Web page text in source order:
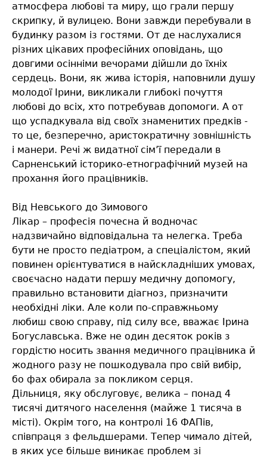
атмосфера любові та миру, що грали першу
скрипку, й вулицею. Вони завжди перебували в
будинку разом із гостями. От де наслухалися
різних цікавих професійних оповідань, що
довгими осінніми вечорами дійшли до їхніх
сердець. Вони, як жива історія, наповнили душу
молодої Ірини, викликали глибокі почуття
любові до всіх, хто потребував допомоги. А от
що успадкувала від своїх знаменитих предків -
то це, безперечно, аристократичну зовнішність
і манери. Речі ж видатної сім’ї передали в
Сарненський історико-етнографічний музей на
прохання його працівників.
Від Невського до Зимового
Лікар – професія почесна й водночас
надзвичайно відповідальна та нелегка. Треба
бути не просто педіатром, а спеціалістом, який
повинен орієнтуватися в найскладніших умовах,
своєчасно надати першу медичну допомогу,
правильно встановити діагноз, призначити
необхідні ліки. Але коли по-справжньому
любиш свою справу, під силу все, вважає Ірина
Богуславська. Вже не один десяток років з
гордістю носить звання медичного працівника й
жодного разу не пошкодувала про свій вибір,
бо фах обирала за покликом серця.
Дільниця, яку обслуговує, велика – понад 4
тисячі дитячого населення (майже 1 тисяча в
місті). Окрім того, на контролі 16 ФАПів,
співпраця з фельдшерами. Тепер чимало дітей,
в яких усе більше виникає проблем зі